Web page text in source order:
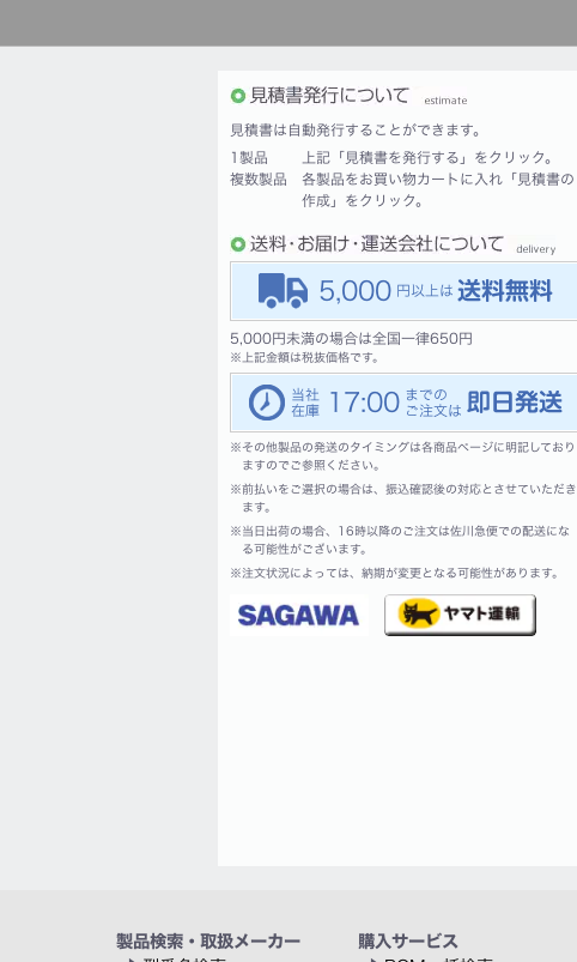
見積書は自動発行することができます。
1製品
上記「見積書を発行する」をクリック。
複数製品
各製品をお買い物カートに入れ「見積書の
作成」をクリック。
5,000
5,000円未満の場合は全国一律650円
※ 上記金額は税抜価格です。
17:00
※その他製品の発送のタイミングは各商品ページに明記しており
ますのでご参照ください。
※前払いをご選択の場合は、振込確認後の対応とさせていただき
ます。
※ 当日出荷の場合、16時以降のご注文は佐川急便での配送にな
る可能性がございます。
※注文状況によっては、納期が変更となる可能性があります。
製品検索・取扱メーカー
購入サービス